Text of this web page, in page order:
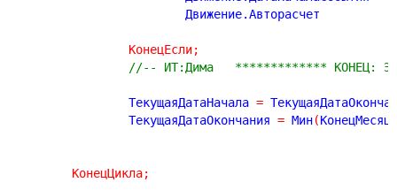
КонецЕсли;
//-- ИТ:Дима   ************* КОНЕЦ: ЭТО
		ТекущаяДатаНачала
=
		ТекущаяДатаОкончания
= Мин(
КонецЦикла;